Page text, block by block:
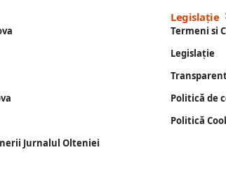
Jurnalul Olteniei
Legislație
Termeni si
Legislație
Politică de
Politică